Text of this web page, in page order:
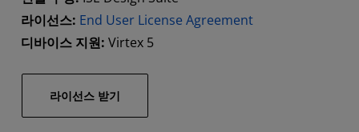
라이선스: End User License Agreement
디바이스 지원: Virtex 5
라이선스 받기